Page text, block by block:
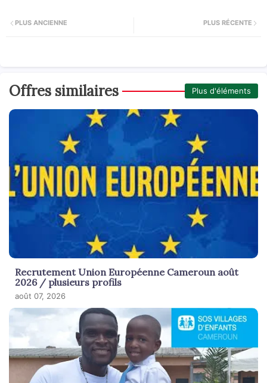
PLUS RÉCENTE
PLUS ANCIENNE
Offres similaires Plus d'éléments
Recrutement Union Européenne Cameroun août
2026 / plusieurs profils
août 07, 2026